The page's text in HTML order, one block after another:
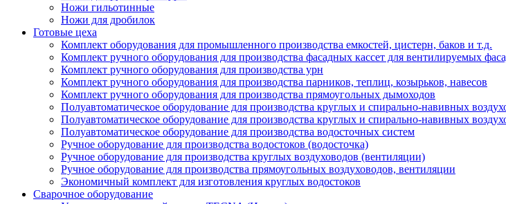
Ножи гильотинные
Ножи для дробилок
Готовые цеха
Комплект оборудования для промышленного производства емкостей, цистерн, баков и т.д.
Комплект ручного оборудования для производства фасадных кассет для вентилируемых
Комплект ручного оборудования для производства урн
Комплект ручного оборудования для производства парников, теплиц, козырьков, навесов
Комплект ручного оборудования для производства прямоугольных дымоходов
Полуавтоматическое оборудование для производства круглых и спирально-навивных
Полуавтоматическое оборудование для производства круглых и спирально-навивных
Полуавтоматическое оборудование для производства водосточных систем
Ручное оборудование для производства водостоков (водосточка)
Ручное оборудование для производства круглых воздуховодов (вентиляции)
Ручное оборудование для производства прямоугольных воздуховодов, вентиляции
Экономичный комплект для изготовления круглых водостоков
Сварочное оборудование